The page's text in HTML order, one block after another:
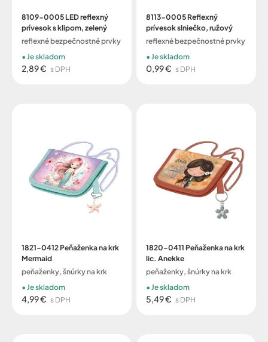
8109-0005 LED reflexný
prívesok s klipom, zelený
reflexné bezpečnostné prvky
2,89 € s DPH
Je skladom
8113-0005 Reflexný
prívesok slniečko, ružový
reflexné bezpečnostné prvky
0,99 € s DPH
Je skladom
1821-0412 Peňaženka na krk
Mermaid
peňaženky, šnúrky na krk
4,99 € s DPH
Je skladom
1820-0411 Peňaženka na krk
lic. Anekke
peňaženky, šnúrky na krk
5,49 € s DPH
Je skladom